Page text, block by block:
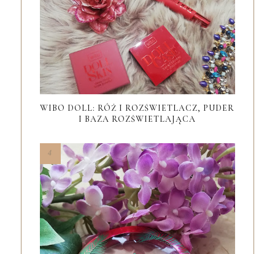
WIBO DOLL: RÓŻ I ROZŚWIETLACZ, PUDER
I BAZA ROZŚWIETLAJĄCA